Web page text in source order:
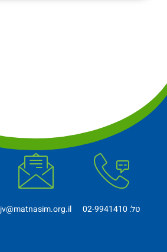
טל: 02-9941410 jv@matnasim.org.il